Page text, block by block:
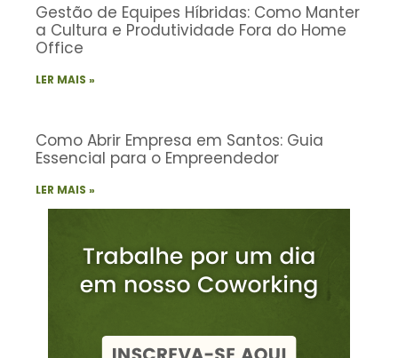
Gestão de Equipes Híbridas: Como Manter
a Cultura e Produtividade Fora do Home
Office
LER MAIS »
Como Abrir Empresa em Santos: Guia
Essencial para o Empreendedor
LER MAIS »